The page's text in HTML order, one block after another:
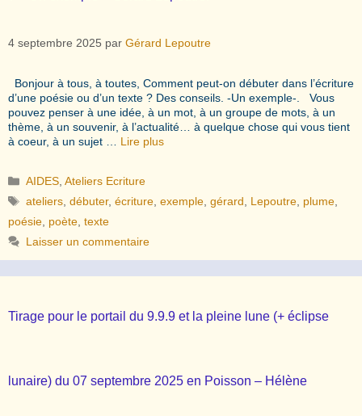
4 septembre 2025 par Gérard Lepoutre
Bonjour à tous, à toutes, Comment peut-on débuter dans l’écriture
d’une poésie ou d’un texte ? Des conseils. -Un exemple-. Vous
pouvez penser à une idée, à un mot, à un groupe de mots, à un
thème, à un souvenir, à l’actualité… à quelque chose qui vous tient
à coeur, à un sujet … Lire plus
Catégories
AIDES ,Ateliers Ecriture
Étiquettes
ateliers ,débuter,écriture ,exemple ,gérard Lepoutre plume
poésie poète texte
Laisser un commentaire
Tirage pour le portail du 9.9.9 et la pleine lune (+ éclipse
lunaire) du 07 septembre 2025 en Poisson – Hélène